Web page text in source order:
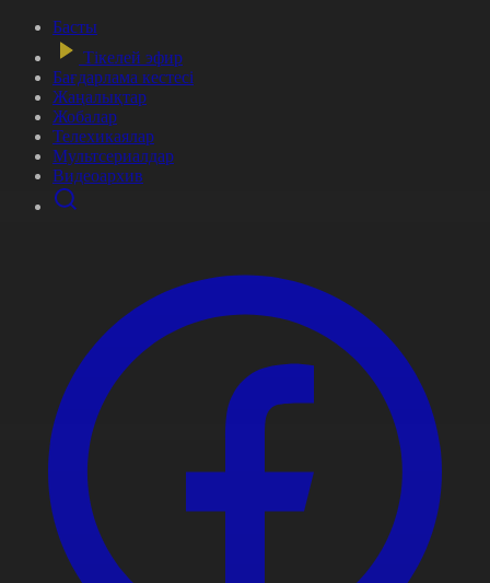
Басты
Тікелей эфир
Бағдарлама кестесі
Жаңалықтар
Жобалар
Телехикаялар
Мультсериалдар
Видеоархив